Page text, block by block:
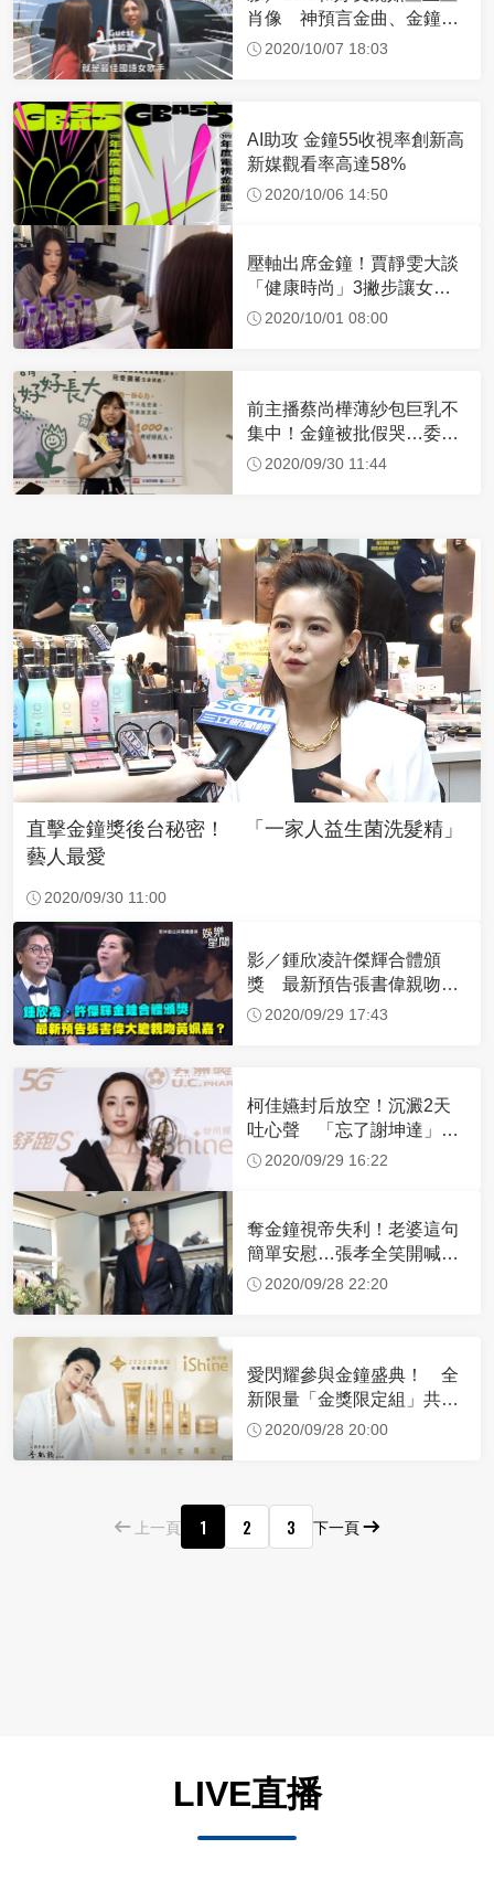
肖像 神預言金曲、金鐘得
主 2020/10/07 18:03
AI助攻 金鐘55收視率創新高
新媒觀看率高達58%
2020/10/06 14:50
壓軸出席金鐘！賈靜雯大談
「健康時尚」3撇步讓女孩
更漂亮
2020/10/01 08:00
前主播蔡尚樺薄紗包巨乳不
集中！金鐘被批假哭…委屈
說話了
2020/09/30 11:44
直擊金鐘獎後台秘密！ 「一家人益生菌洗髮精」
藝人最愛
2020/09/30 11:00
影／鍾欣凌許傑輝合體頒
獎 最新預告張書偉親吻黃
姵嘉？
2020/09/29 17:43
柯佳嬿封后放空！沉澱2天
吐心聲 「忘了謝坤達」原
因閃瞎
2020/09/29 16:22
奪金鐘視帝失利！老婆這句
簡單安慰…張孝全笑開喊：
超滿足
2020/09/28 22:20
愛閃耀參與金鐘盛典！ 全
新限量「金獎限定組」共享
榮耀2020/09/28 20:00
上一頁 1 2 3 下一頁
LIVE直播